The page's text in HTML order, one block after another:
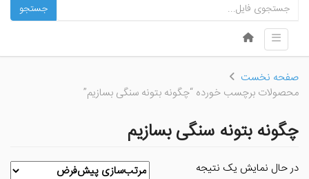
جستجو
Menu
Skip to content
Toggle navigation
صفحه نخست
محصولات برچسب خورده “چگونه بتونه سنگی بسازیم”
چگونه بتونه سنگی بسازیم
در حال نمایش یک نتیجه